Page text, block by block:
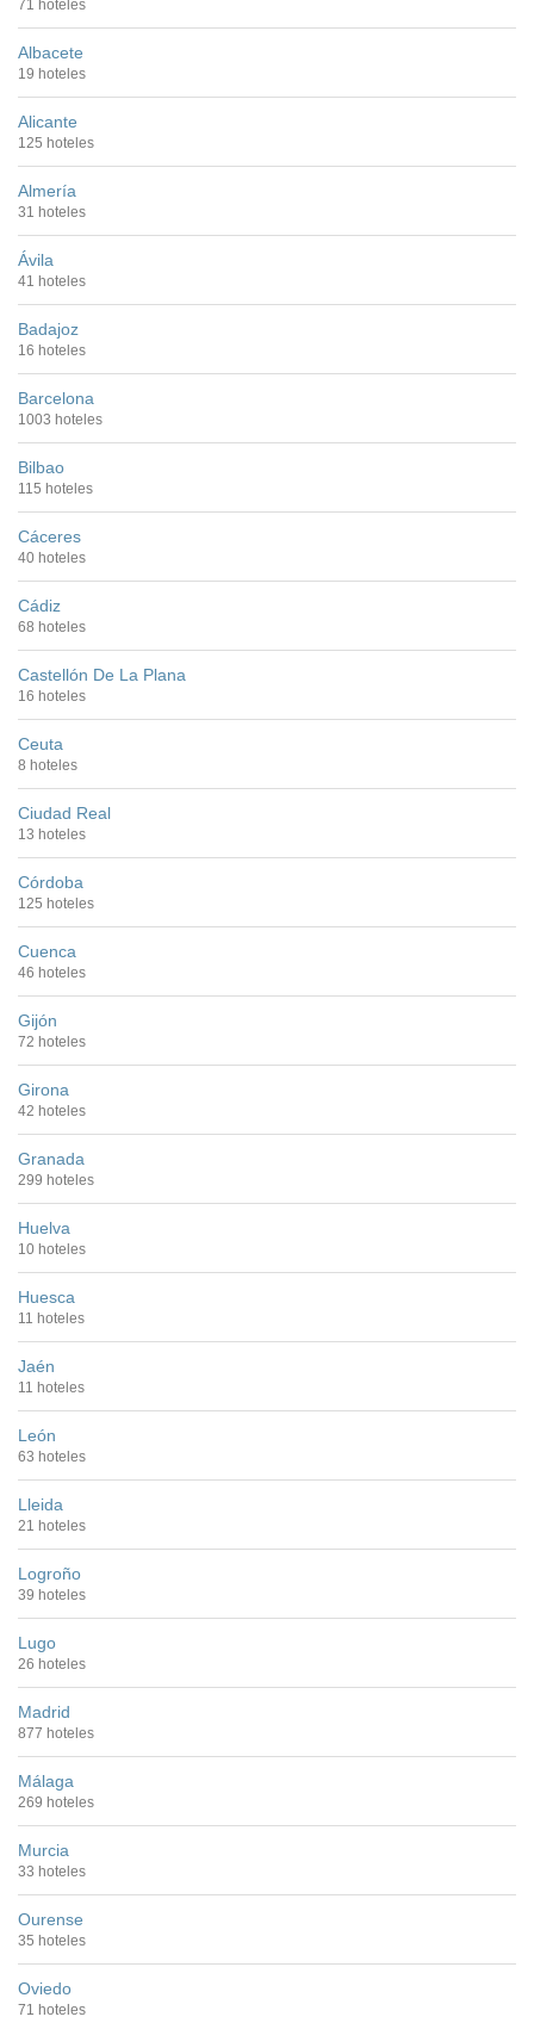
71 hoteles
Albacete
19 hoteles
Alicante
125 hoteles
Almería
31 hoteles
Ávila
41 hoteles
Badajoz
16 hoteles
Barcelona
1003 hoteles
Bilbao
115 hoteles
Cáceres
40 hoteles
Cádiz
68 hoteles
Castellón De La Plana
16 hoteles
Ceuta
8 hoteles
Ciudad Real
13 hoteles
Córdoba
125 hoteles
Cuenca
46 hoteles
Gijón
72 hoteles
Girona
42 hoteles
Granada
299 hoteles
Huelva
10 hoteles
Huesca
11 hoteles
Jaén
11 hoteles
León
63 hoteles
Lleida
21 hoteles
Logroño
39 hoteles
Lugo
26 hoteles
Madrid
877 hoteles
Málaga
269 hoteles
Murcia
33 hoteles
Ourense
35 hoteles
Oviedo
71 hoteles